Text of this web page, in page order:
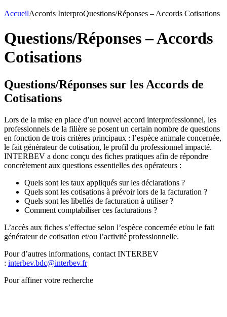
AccueilAccords InterproQuestions/Réponses – Accords Cotisations
Questions/Réponses – Accords
Cotisations
Questions/Réponses sur les Accords de
Cotisations
Lors de la mise en place d’un nouvel accord interprofessionnel, les
professionnels de la filière se posent un certain nombre de questions
en fonction de trois critères principaux : l’espèce animale concernée,
le fait générateur de cotisation, le profil du professionnel impacté.
INTERBEV a donc conçu des fiches pratiques afin de répondre
concrètement aux questions essentielles des opérateurs :
Quels sont les taux appliqués sur les déclarations ?
Quels sont les cotisations à prévoir lors de la facturation ?
Quels sont les libellés de facturation à utiliser ?
Comment comptabiliser ces facturations ?
L’accès aux fiches s’effectue selon l’espèce concernée et/ou le fait
générateur de cotisation et/ou l’activité professionnelle.
Pour d’autres informations, contact INTERBEV
: interbev.bdc@interbev.fr
Pour affiner votre recherche